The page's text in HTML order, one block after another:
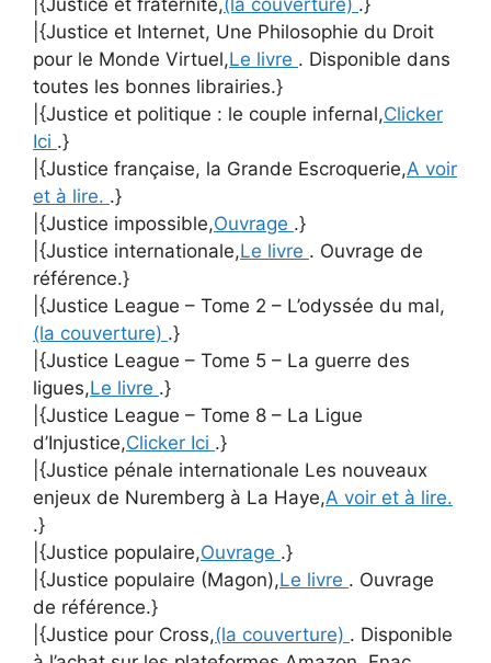
|{Justice et Internet, Une Philosophie du Droit
pour le Monde Virtuel,Le livre . Disponible dans
toutes les bonnes librairies.}
|{Justice et politique : le couple infernal,Clicker
Ici .}
|{Justice française, la Grande Escroquerie,A voir
et à lire. .}
|{Justice impossible,Ouvrage .}
|{Justice internationale,Le livre . Ouvrage de
référence.}
|{Justice League – Tome 2 – L’odyssée du mal,
(la couverture) .}
|{Justice League – Tome 5 – La guerre des
ligues,Le livre .}
|{Justice League – Tome 8 – La Ligue
d’Injustice,Clicker Ici .}
|{Justice pénale internationale Les nouveaux
enjeux de Nuremberg à La Haye,A voir et à lire.
.}
|{Justice populaire,Ouvrage .}
|{Justice populaire (Magon),Le livre . Ouvrage
de référence.}
|{Justice pour Cross,(la couverture) . Disponible